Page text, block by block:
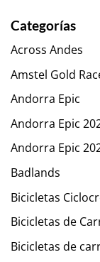
Categorías
Across Andes
Amstel Gold
Andorra Epic
Andorra Epic
Andorra Epic
Badlands
Bicicletas
Bicicletas de
Bicicletas de